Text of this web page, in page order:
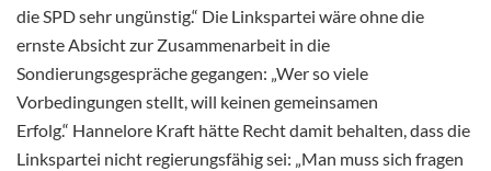
die SPD sehr ungünstig.“ Die Linkspartei wäre ohne die
ernste Absicht zur Zusammenarbeit in die
Sondierungsgespräche gegangen: „Wer so viele
Vorbedingungen stellt, will keinen gemeinsamen
Erfolg.“ Hannelore Kraft hätte Recht damit behalten, dass die
Linkspartei nicht regierungsfähig sei: „Man muss sich fragen